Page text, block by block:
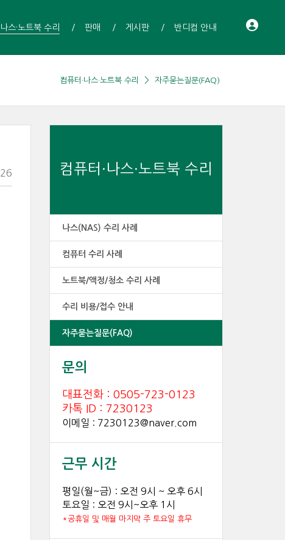
스·노트북 수리 판매 게시판 반디컴 안내
컴퓨터·나스·노트북 수리 자주묻는질문(FAQ)
컴퓨터·나스·노트북 수리
나스(NAS) 수리 사례
컴퓨터 수리 사례
노트북/액정/청소 수리 사례
수리 비용/접수 안내
자주묻는질문(FAQ)
문의
대표전화 : 0505-723-0123
카톡 ID : 7230123
이메일 : 7230123@naver.com
근무 시간
평일(월~금) : 오전 9시 ~ 오후 6시
토요일 : 오전 9시~오후 1시
*공휴일 및 매월 마지막 주 토요일 휴무